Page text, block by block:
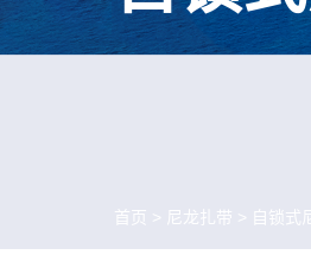
首页 > 尼龙扎带 > 自锁式